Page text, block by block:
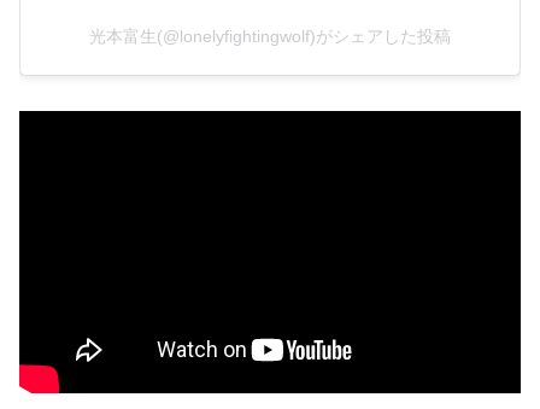
光本富生(@lonelyfightingwolf)がシェアした投稿